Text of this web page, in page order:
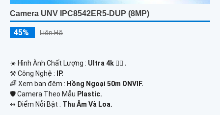
Camera UNV IPC8542ER5-DUP (8MP)
45% Liên Hệ
☀️ Hình Ành Chất Lượng : Ultra 4k 👍🏾 .
⚒ Công Nghệ :
IP.
🌈 Xem ban đêm : Hồng Ngoại 50m ONVIF.
🛡 Camera Theo Mẫu Plastic.
️↭ Điểm Nỗi Bật : Thu Âm Và Loa.